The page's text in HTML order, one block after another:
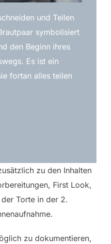
und Teilen
symbolisiert
den Beginn ihres
Es ist ein
fortan alles teilen
zu den Inhalten
First Look,
Torte in der 2.
zu dokumentieren,